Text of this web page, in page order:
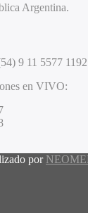
Argentina.
9 11 5577 1192
en VIVO:
por